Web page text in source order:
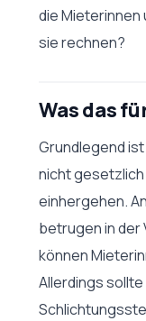
die Mieterinnen
sie rechnen?
Was das
Grundlegend
nicht
einhergehen.
betrugen in der
können
Allerdings